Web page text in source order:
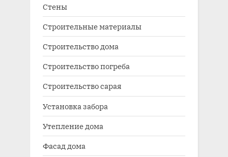
Стены
Строительные материалы
Строительство дома
Строительство погреба
Строительство сарая
Установка забора
Утепление дома
Фасад дома